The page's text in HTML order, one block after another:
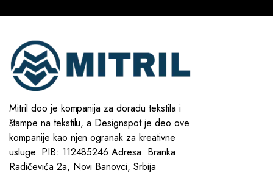
Mitril doo je kompanija za doradu tekstila i
štampe na tekstilu, a Designspot je deo ove
kompanije kao njen ogranak za kreativne
usluge. PIB: 112485246 Adresa: Branka
Radičevića 2a, Novi Banovci, Srbija